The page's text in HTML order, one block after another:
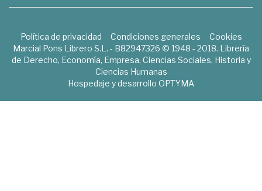
Política de privacidad Condiciones generales
Cookies
Marcial Pons Librero S.L. - B82947326 © 1948 - 2018. Librería
de Derecho, Economía, Empresa, Ciencias Sociales, Historia y
Ciencias Humanas
Hospedaje y desarrollo OPTYMA